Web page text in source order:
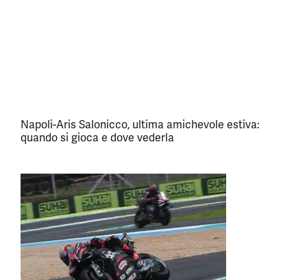
Napoli-Aris Salonicco, ultima amichevole estiva:
quando si gioca e dove vederla